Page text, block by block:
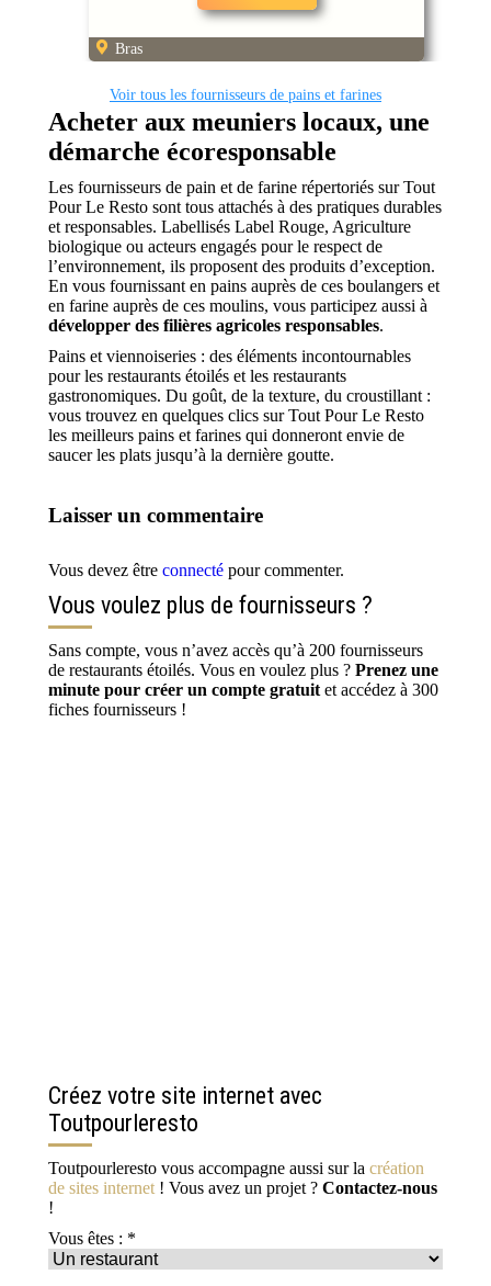
Bras
Voir tous les fournisseurs de pains et farines
Acheter aux meuniers locaux, une
démarche écoresponsable
Les fournisseurs de pain et de farine répertoriés sur Tout
Pour Le Resto sont tous attachés à des pratiques durables
et responsables. Labellisés Label Rouge, Agriculture
biologique ou acteurs engagés pour le respect de
l’environnement, ils proposent des produits d’exception.
En vous fournissant en pains auprès de ces boulangers et
en farine auprès de ces moulins, vous participez aussi à
développer des filières agricoles responsables.
Pains et viennoiseries : des éléments incontournables
pour les restaurants étoilés et les restaurants
gastronomiques. Du goût, de la texture, du croustillant :
vous trouvez en quelques clics sur Tout Pour Le Resto
les meilleurs pains et farines qui donneront envie de
saucer les plats jusqu’à la dernière goutte.
Laisser un commentaire
Vous devez être connecté pour commenter.
Vous voulez plus de fournisseurs ?
Sans compte, vous n’avez accès qu’à 200 fournisseurs
de restaurants étoilés. Vous en voulez plus ? Prenez une
minute pour créer un compte gratuit et accédez à 300
fiches fournisseurs !
Créez votre site internet avec
Toutpourleresto
Toutpourleresto vous accompagne aussi sur la création
de sites internet ! Vous avez un projet ? Contactez-nous
!
Vous êtes : *